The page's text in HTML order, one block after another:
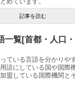
記事を読む
一覧[首都・人口
ている言語を分かりや
語にしている国や国際
盟している国際機関と